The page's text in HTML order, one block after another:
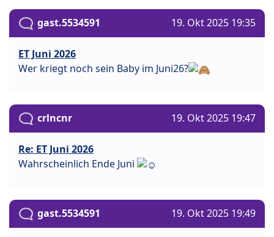
gast.5534591 19. Okt 2025 19:35
ET Juni 2026
Wer kriegt noch sein Baby im Juni26?
crlncnr 19. Okt 2025 19:47
Re: ET Juni 2026
Wahrscheinlich Ende Juni
gast.5534591 19. Okt 2025 19:49